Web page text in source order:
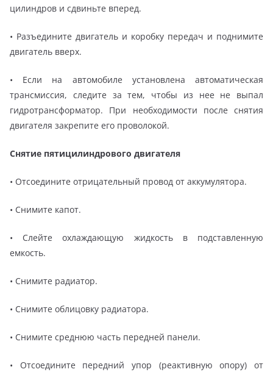
цилиндров и сдвиньте вперед.
• Разъедините двигатель и коробку передач и поднимите
двигатель вверх.
• Если на автомобиле установлена автоматическая
трансмиссия, следите за тем, чтобы из нее не выпал
гидротрансформатор. При необходимости после снятия
двигателя закрепите его проволокой.
Снятие пятицилиндрового двигателя
• Отсоедините отрицательный провод от аккумулятора.
• Снимите капот.
• Слейте охлаждающую жидкость в подставленную
емкость.
• Снимите радиатор.
• Снимите облицовку радиатора.
• Снимите среднюю часть передней панели.
• Отсоедините передний упор (реактивную опору) от